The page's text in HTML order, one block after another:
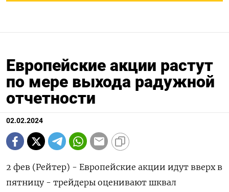
Европейские акции растут
по мере выхода радужной
отчетности
02.02.2024
2 фев (Рейтер) - Европейские акции идут вверх в
пятницу - трейдеры оценивают шквал